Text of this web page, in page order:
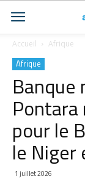
Accueil Afrique
Afrique
Banque
pour le
le Niger
1 juillet 2026